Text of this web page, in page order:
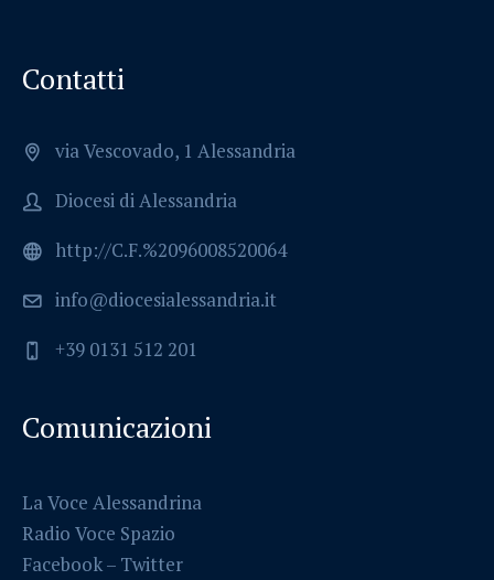
Contatti
via Vescovado, 1 Alessandria
Diocesi di Alessandria
http://C.F.%2096008520064
info@diocesialessandria.it
+39 0131 512 201
Comunicazioni
La Voce Alessandrina
Radio Voce Spazio
Facebook– Twitter